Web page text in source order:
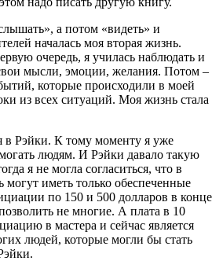
а потом «видеть» и
началась моя вторая жизнь.
очередь, я училась наблюдать и
мысли, эмоции, желания. Потом –
которые происходили в моей
из всех ситуаций. Моя жизнь стала
Рэйки. К тому моменту я уже
людям. И Рэйки давало такую
я не могла согласиться, что в
могут иметь только обеспеченные
по 150 и 500 долларов в конце
не многие. А плата в 10
в мастера и сейчас является
людей, которые могли бы стать